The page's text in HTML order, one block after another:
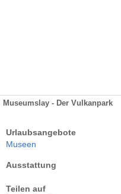
Museumslay - Der Vulkanpark
Urlaubsangebote
Museen
Ausstattung
Teilen auf